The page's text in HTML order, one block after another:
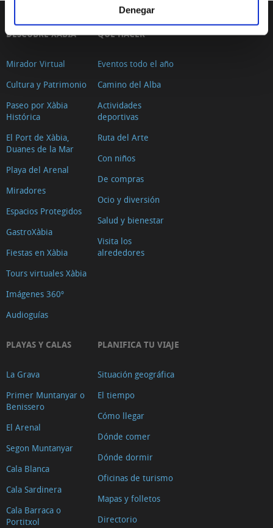
Denegar
DESCUBRE XÀBIA
Mirador Virtual
Cultura y Patrimonio
Paseo por Xàbia
Histórica
El Port de Xàbia,
Duanes de la Mar
Playa del Arenal
Miradores
Espacios Protegidos
GastroXàbia
Fiestas en Xàbia
Tours virtuales Xàbia
Imágenes 360º
Audioguías
QUÉ HACER
Eventos todo el año
Camino del Alba
Actividades
deportivas
Ruta del Arte
Con niños
De compras
Ocio y diversión
Salud y bienestar
Visita los
alrededores
PLAYAS Y CALAS
La Grava
Primer Muntanyar o
Benissero
El Arenal
Segon Muntanyar
Cala Blanca
Cala Sardinera
Cala Barraca o
Portitxol
PLANIFICA TU VIAJE
Situación geográfica
El tiempo
Cómo llegar
Dónde comer
Dónde dormir
Oficinas de turismo
Mapas y folletos
Directorio